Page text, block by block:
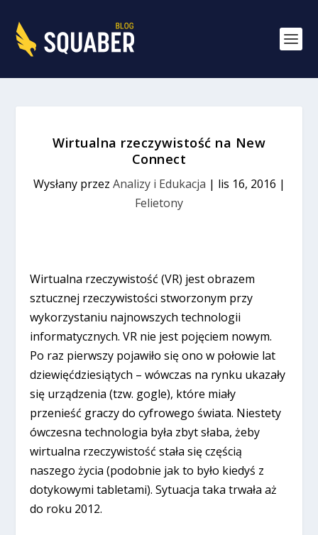
Wirtualna rzeczywistość na New
Connect
Wysłany przez Analizy i Edukacja | lis 16, 2016 |
Felietony
Wirtualna rzeczywistość (VR) jest obrazem
sztucznej rzeczywistości stworzonym przy
wykorzystaniu najnowszych technologii
informatycznych. VR nie jest pojęciem nowym.
Po raz pierwszy pojawiło się ono w połowie lat
dziewięćdziesiątych – wówczas na rynku ukazały
się urządzenia (tzw. gogle), które miały
przenieść graczy do cyfrowego świata. Niestety
ówczesna technologia była zbyt słaba, żeby
wirtualna rzeczywistość stała się częścią
naszego życia (podobnie jak to było kiedyś z
dotykowymi tabletami). Sytuacja taka trwała aż
do roku 2012.